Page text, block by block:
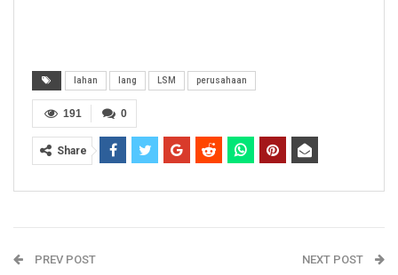
lahan lang LSM perusahaan
0
191
Share
PREV POST NEXT POST